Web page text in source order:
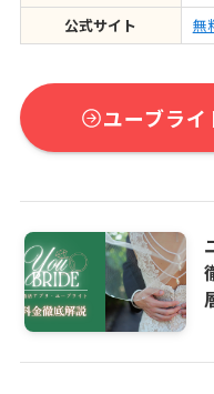
公式サイト
無
ユーブラ